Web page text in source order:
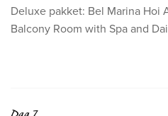
Deluxe pakket: Bel Marina Hoi
Balcony Room with Spa and